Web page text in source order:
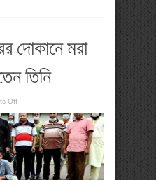
দোকানে মরা
তিনি
Offon
ও
খাবারের
দোকানে
মরা
মুরগি
সরবরাহ
করতেন
তিনি